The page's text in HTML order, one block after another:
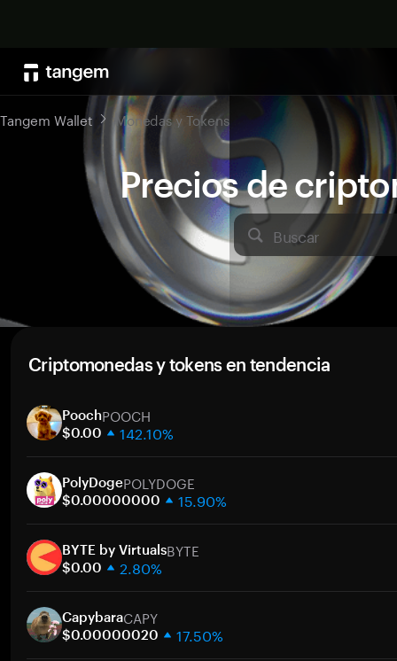
Precios de
Buscar
Tangem Wallet Monedas y Tokens
Criptomonedas y tokens en tendencia
PoochPOOCH
$0.00 142.10%
30 días
Capitalización de mercado
PolyDogePOLYDOGE
$0.00000000 15.90%
30 días
Capitalización de mercado
BYTE by VirtualsBYTE
$0.00 2.80%
30 días
Capitalización de mercado
CapybaraCAPY
$0.00000020 17.50%